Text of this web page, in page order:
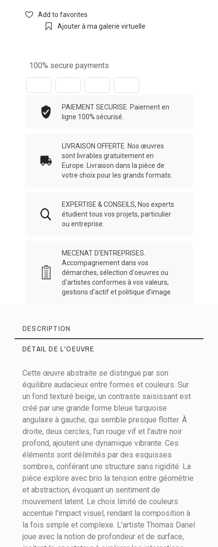
Add to favorites
Ajouter à ma galerie virtuelle
100% secure payments
PAIEMENT SECURISE. Paiement en
ligne 100% sécurisé.
LIVRAISON OFFERTE. Nos œuvres
sont livrables gratuitement en
Europe. Livraison dans la pièce de
votre choix pour les grands formats.
EXPERTISE & CONSEILS, Nos experts
étudient tous vos projets, particulier
ou entreprise.
MECENAT D'ENTREPRISES.
Accompagnement dans vos
démarches, sélection d'oeuvres ou
d'artistes conformes à vos valeurs,
gestions d'actif et politique d'image
DESCRIPTION
DÉTAIL DE L'OEUVRE
Cette œuvre abstraite se distingue par son
équilibre audacieux entre formes et couleurs. Sur
un fond texturé beige, un contraste saisissant est
créé par une grande forme bleue turquoise
angulaire à gauche, qui semble presque flotter. À
droite, deux cercles, l'un rouge vif et l'autre noir
profond, ajoutent une dynamique vibrante. Ces
éléments sont délimités par des esquisses
sombres, conférant une structure sans rigidité. La
pièce explore avec brio la tension entre géométrie
et abstraction, évoquant un sentiment de
mouvement latent. Le choix limité de couleurs
accentue l'impact visuel, rendant la composition à
la fois simple et complexe. L'artiste Thomas Danel
joue avec la notion de profondeur et de surface,
Matières Acrylique sur toile
Hauteur (cm) 100
Largeur (cm) 120
Epaisseur (cm) 2